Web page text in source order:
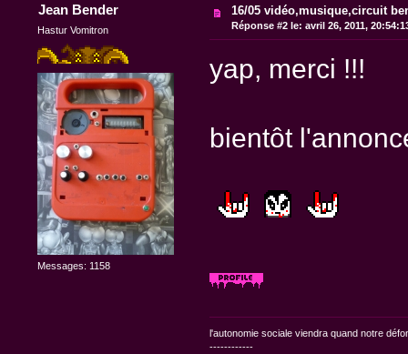
Jean Bender
Hastur Vomitron
Messages: 1158
16/05 vidéo,musique,circuit
Réponse #2 le: avril 26, 2011,
yap, merci !!!
bientôt
l'autonomie sociale viendra quand notre
------------